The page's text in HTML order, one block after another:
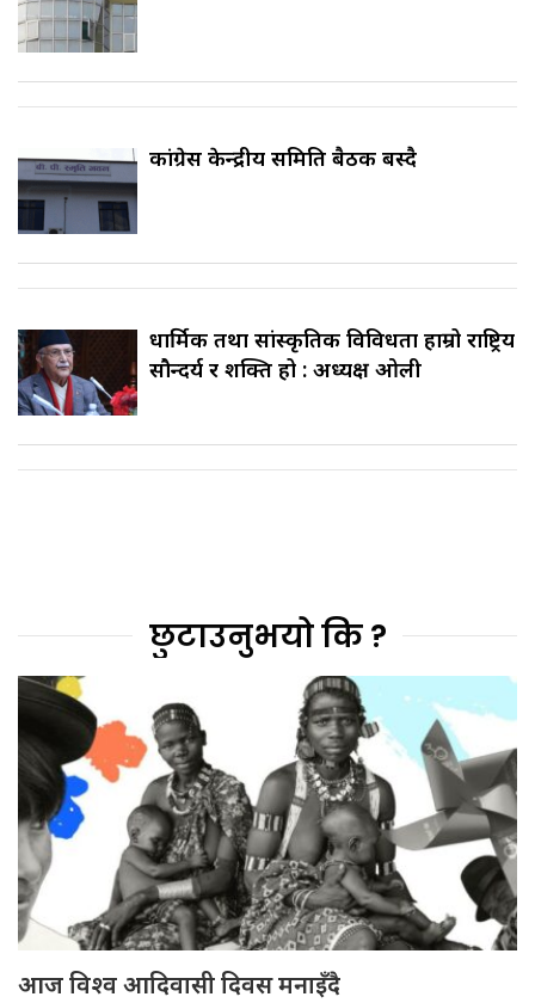
कांग्रेस केन्द्रीय समिति बैठक बस्दै
धार्मिक तथा सांस्कृतिक विविधता हाम्रो राष्ट्रिय
सौन्दर्य र शक्ति हो : अध्यक्ष ओली
छुटाउनुभयो कि ?
आज विश्व आदिवासी दिवस मनाइँदै